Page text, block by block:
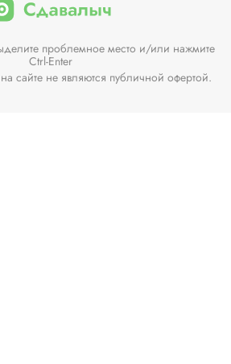
проблемное место и/или нажмите
Ctrl-Enter
сайте не являются публичной офертой.